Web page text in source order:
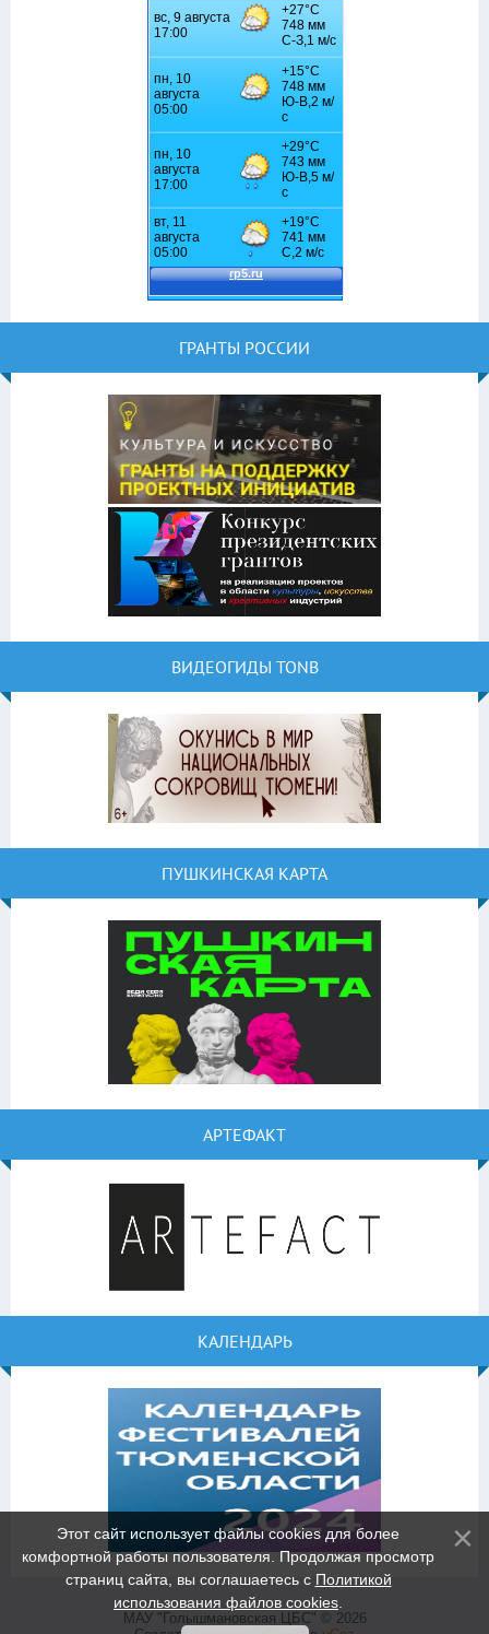
ГРАНТЫ РОССИИ
ВИДЕОГИДЫ TONB
ПУШКИНСКАЯ КАРТА
АРТЕФАКТ
КАЛЕНДАРЬ
МАУ "Голышмановская ЦБС" © 2026
Этот сайт использует файлы cookies для более
комфортной работы пользователя. Продолжая просмотр
страниц сайта, вы соглашаетесь с Политикой
использования файлов cookies